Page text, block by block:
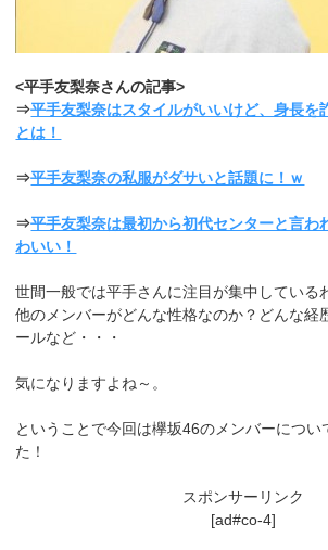
<平手友梨奈さんの記事>
⇒平手友梨奈はスタイルがいいけど、身長を
とは！
⇒平手友梨奈の私服がダサいと話題に！ｗ
⇒平手友梨奈は最初から初代センターと言わ
わいい！
世間一般では平手さんに注目が集中している
他のメンバーがどんな性格なのか？どんな経
ールなど・・・
気になりますよね～。
ということで今回は欅坂46のメンバーについ
た！
スポンサーリンク
[ad#co-4]